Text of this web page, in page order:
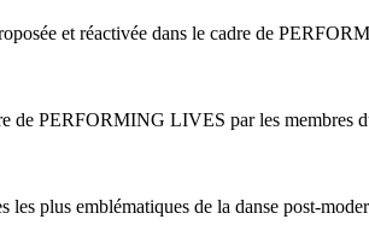
et réactivée dans le cadre de
de PERFORMING LIVES par les membres
les plus emblématiques de la danse post-